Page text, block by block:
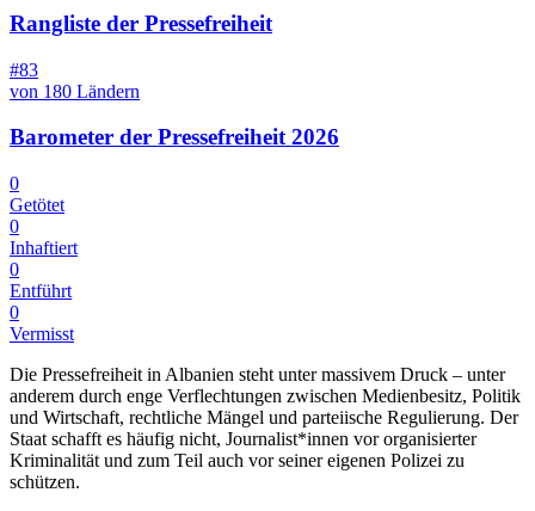
Rangliste der Pressefreiheit
#83
von 180 Ländern
Barometer der Pressefreiheit 2026
0
Getötet
0
Inhaftiert
0
Entführt
0
Vermisst
Die Pressefreiheit in Albanien steht unter massivem Druck – unter
anderem durch enge Verflechtungen zwischen Medienbesitz, Politik
und Wirtschaft, rechtliche Mängel und parteiische Regulierung. Der
Staat schafft es häufig nicht, Journalist*innen vor organisierter
Kriminalität und zum Teil auch vor seiner eigenen Polizei zu
schützen.